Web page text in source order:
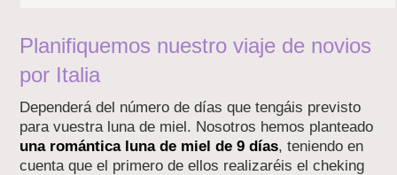
Planifiquemos nuestro viaje de novios
por Italia
Dependerá del número de días que tengáis previsto
para vuestra luna de miel. Nosotros hemos planteado
una romántica luna de miel de 9 días, teniendo en
cuenta que el primero de ellos realizaréis el cheking